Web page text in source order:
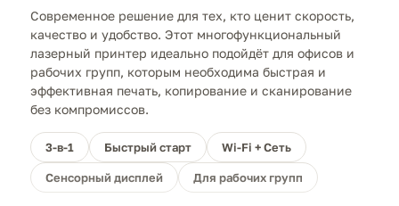
Современное решение для тех, кто ценит скорость,
качество и удобство. Этот многофункциональный
лазерный принтер идеально подойдёт для офисов и
рабочих групп, которым необходима быстрая и
эффективная печать, копирование и сканирование
без компромиссов.
3-в-1 Быстрый старт Wi-Fi + Сеть
Сенсорный дисплей Для рабочих групп